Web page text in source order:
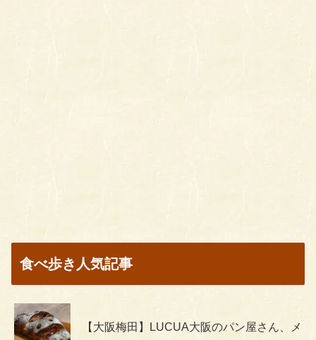
食べ歩き人気記事
【大阪梅田】LUCUA大阪のパン屋さん、メ